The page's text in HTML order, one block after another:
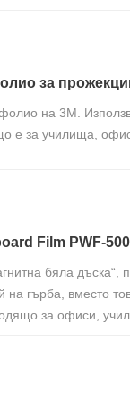
за
на 3M.
е за училища,
Film PWF-
бяла дъска“,
гърба, вместо
за офиси,